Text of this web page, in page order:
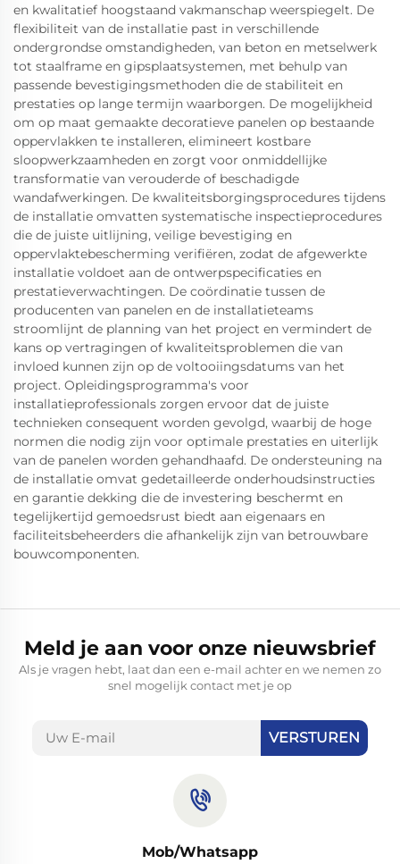
en kwalitatief hoogstaand vakmanschap weerspiegelt. De
flexibiliteit van de installatie past in verschillende
ondergrondse omstandigheden, van beton en metselwerk
tot staalframe en gipsplaatsystemen, met behulp van
passende bevestigingsmethoden die de stabiliteit en
prestaties op lange termijn waarborgen. De mogelijkheid
om op maat gemaakte decoratieve panelen op bestaande
oppervlakken te installeren, elimineert kostbare
sloopwerkzaamheden en zorgt voor onmiddellijke
transformatie van verouderde of beschadigde
wandafwerkingen. De kwaliteitsborgingsprocedures tijdens
de installatie omvatten systematische inspectieprocedures
die de juiste uitlijning, veilige bevestiging en
oppervlaktebescherming verifiëren, zodat de afgewerkte
installatie voldoet aan de ontwerpspecificaties en
prestatieverwachtingen. De coördinatie tussen de
producenten van panelen en de installatieteams
stroomlijnt de planning van het project en vermindert de
kans op vertragingen of kwaliteitsproblemen die van
invloed kunnen zijn op de voltooiingsdatums van het
project. Opleidingsprogramma's voor
installatieprofessionals zorgen ervoor dat de juiste
technieken consequent worden gevolgd, waarbij de hoge
normen die nodig zijn voor optimale prestaties en uiterlijk
van de panelen worden gehandhaafd. De ondersteuning na
de installatie omvat gedetailleerde onderhoudsinstructies
en garantie dekking die de investering beschermt en
tegelijkertijd gemoedsrust biedt aan eigenaars en
faciliteitsbeheerders die afhankelijk zijn van betrouwbare
bouwcomponenten.
Meld je aan voor onze nieuwsbrief
Als je vragen hebt, laat dan een e-mail achter en we nemen zo
snel mogelijk contact met je op
VERSTUREN
Mob/Whatsapp